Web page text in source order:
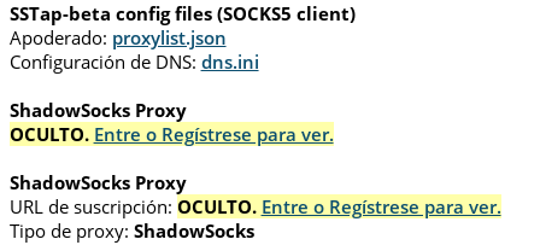
SSTap-beta config files (SOCKS5 client)
Apoderado: proxylist.json
Configuración de DNS: dns.ini
ShadowSocks Proxy
OCULTO. Entre o Regístrese para ver.
ShadowSocks Proxy
URL de suscripción: OCULTO. Entre o Regístrese para ver.
Tipo de proxy: ShadowSocks